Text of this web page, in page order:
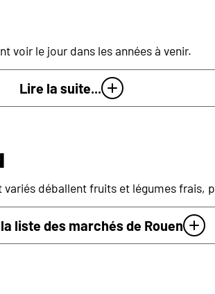
voir le jour dans les années à venir.
Lire la suite...
variés déballent fruits et légumes
liste des marchés de Rouen